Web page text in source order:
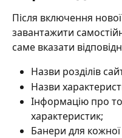
Після включення
завантажити
саме вказати
Назви розділів
Назви
Інформацію про
характеристик;
Банери для